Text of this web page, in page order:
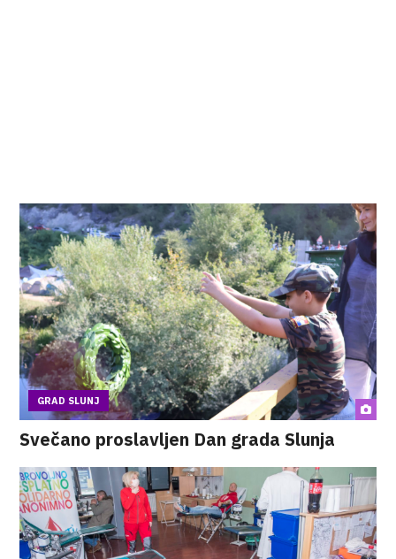
GRAD SLUNJ
Svečano proslavljen Dan grada Slunja